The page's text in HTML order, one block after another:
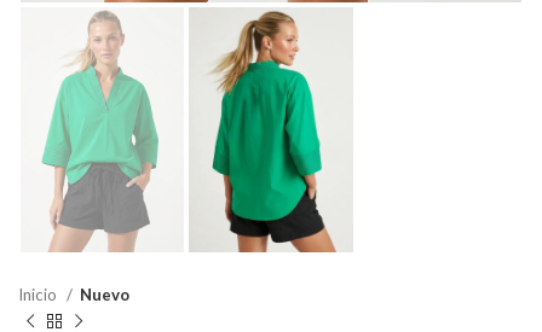
Inicio Nuevo